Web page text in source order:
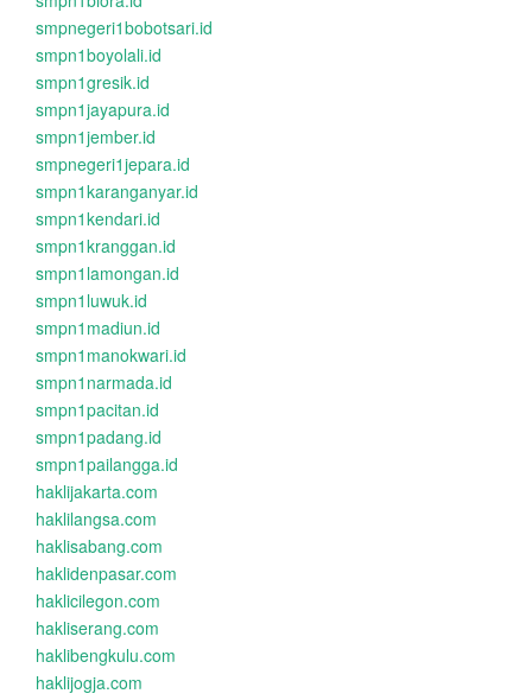
smpnegeri1bobotsari.id
smpn1boyolali.id
smpn1gresik.id
smpn1jayapura.id
smpn1jember.id
smpnegeri1jepara.id
smpn1karanganyar.id
smpn1kendari.id
smpn1kranggan.id
smpn1lamongan.id
smpn1luwuk.id
smpn1madiun.id
smpn1manokwari.id
smpn1narmada.id
smpn1pacitan.id
smpn1padang.id
smpn1pailangga.id
haklijakarta.com
haklilangsa.com
haklisabang.com
haklidenpasar.com
haklicilegon.com
hakliserang.com
haklibengkulu.com
haklijogja.com